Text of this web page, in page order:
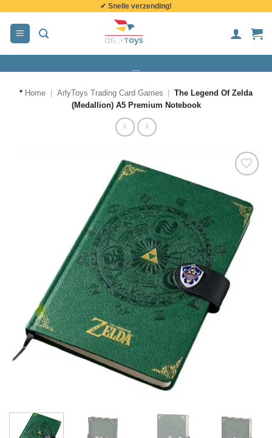
inhoud
✔ Snelle verzending!
* Home ArlyToys Trading Card Games
The Legend Of Zelda
(Medallion) A5 Premium Notebook